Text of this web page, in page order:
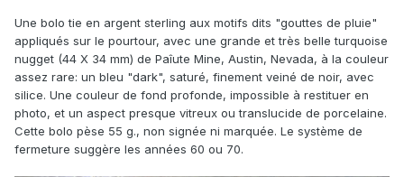
Une bolo tie en argent sterling aux motifs dits "gouttes de pluie"
appliqués sur le pourtour, avec une grande et très belle turquoise
nugget (44 X 34 mm) de Paîute Mine, Austin, Nevada, à la couleur
assez rare: un bleu "dark", saturé, finement veiné de noir, avec
silice. Une couleur de fond profonde, impossible à restituer en
photo, et un aspect presque vitreux ou translucide de porcelaine.
Cette bolo pèse 55 g., non signée ni marquée. Le système de
fermeture suggère les années 60 ou 70.